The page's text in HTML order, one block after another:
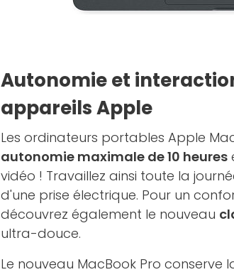
Autonomie et
appareils Apple
Les ordinateurs portables Apple
autonomie maximale de 10 heures
vidéo ! Travaillez ainsi toute la
d'une prise électrique. Pour un
découvrez également le nouveau
ultra-douce.
Le nouveau MacBook Pro conserve